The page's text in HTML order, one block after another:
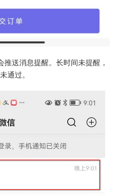
送消息提醒。长时间未提醒，
通过。